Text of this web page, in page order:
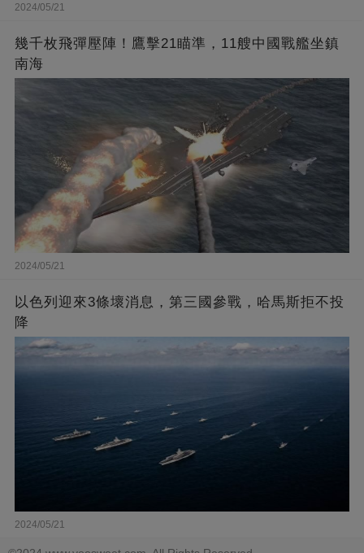
2024/05/21
幾千枚飛彈壓陣！鷹擊21瞄準，11艘中國戰艦坐鎮
南海
2024/05/21
以色列迎來3條壞消息，第三國參戰，哈馬斯拒不投
降
2024/05/21